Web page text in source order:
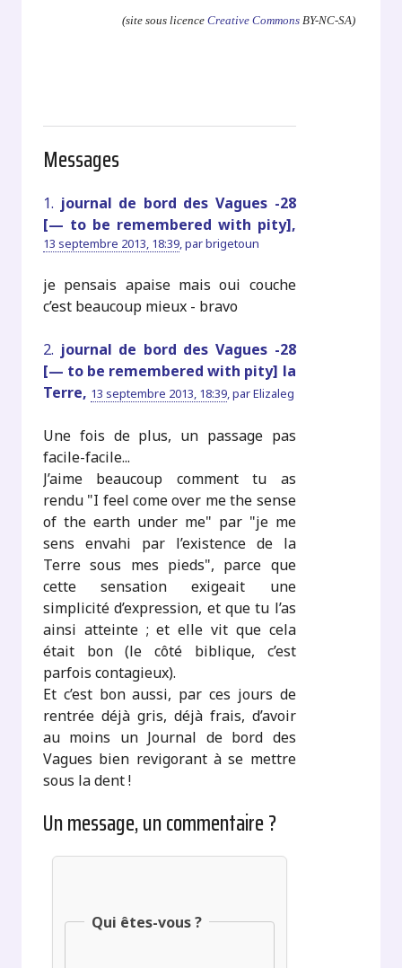
(site sous licence Creative CommonsBY-NC-SA)
Messages
1. journal de bord des Vagues -28
[— to be remembered with pity],
13 septembre 2013, 18:39,parbrigetoun
je pensais apaise mais oui couche
c’est beaucoup mieux - bravo
2. journal de bord des Vagues -28
[— to be remembered with pity] la
Terre, 13 septembre 2013, 18:39,parElizaleg
Une fois de plus, un passage pas
facile-facile...
J’aime beaucoup comment tu as
rendu "I feel come over me the sense
of the earth under me" par "je me
sens envahi par l’existence de la
Terre sous mes pieds", parce que
cette sensation exigeait une
simplicité d’expression, et que tu l’as
ainsi atteinte ; et elle vit que cela
était bon (le côté biblique, c’est
parfois contagieux).
Et c’est bon aussi, par ces jours de
rentrée déjà gris, déjà frais, d’avoir
au moins un Journal de bord des
Vagues bien revigorant à se mettre
sous la dent !
Un message, un commentaire ?
Qui êtes-vous ?